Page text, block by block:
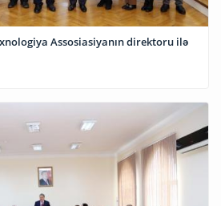
Assosiasiyanın direktoru ilə